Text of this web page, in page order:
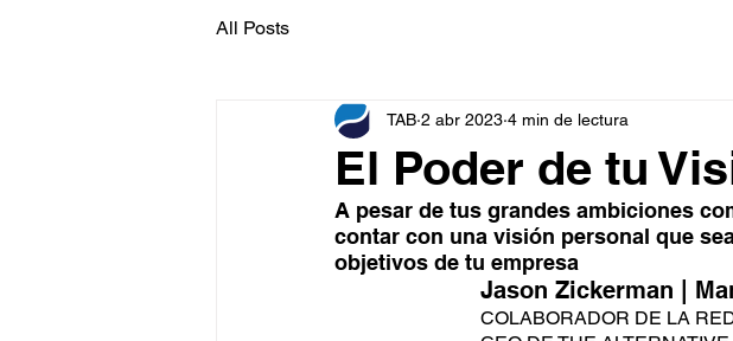
All Posts
El Poder de tu
TAB 2 abr 2023 4 min de lectura
A pesar de tus grandes ambiciones
contar con una visión personal que
objetivos de tu empresa
Jason Zickerman |
COLABORADOR DE LA